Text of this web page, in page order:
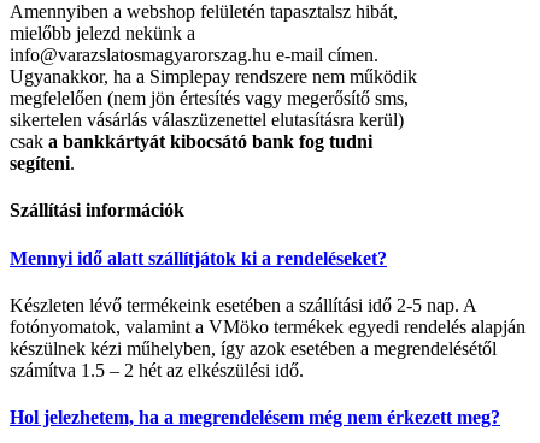
Amennyiben a webshop felületén tapasztalsz hibát,
mielőbb jelezd nekünk a
info@varazslatosmagyarorszag.hu e-mail címen.
Ugyanakkor, ha a Simplepay rendszere nem működik
megfelelően (nem jön értesítés vagy megerősítő sms,
sikertelen vásárlás válaszüzenettel elutasításra kerül)
csak a bankkártyát kibocsátó bank fog tudni
segíteni.
Szállítási információk
Mennyi idő alatt szállítjátok ki a rendeléseket?
Készleten lévő termékeink esetében a szállítási idő 2-5 nap. A
fotónyomatok, valamint a VMöko termékek egyedi rendelés alapján
készülnek kézi műhelyben, így azok esetében a megrendelésétől
számítva 1.5 – 2 hét az elkészülési idő.
Hol jelezhetem, ha a megrendelésem még nem érkezett meg?